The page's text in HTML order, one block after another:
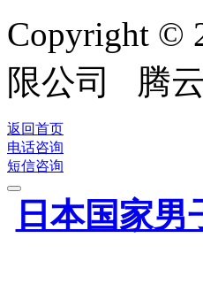
Copyright ©
限公司 腾
返回首页
电话咨询
短信咨询
日本国家